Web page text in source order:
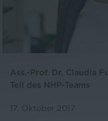
Ass.-Prof. Dr. Claudia
Teil des NHP-Teams
17. Oktober 2017